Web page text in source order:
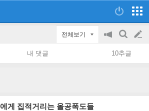
전체보기
공
지
on/off
검
색
글
쓰
내 댓글 10추글
게 집적거리는 올공폭도들